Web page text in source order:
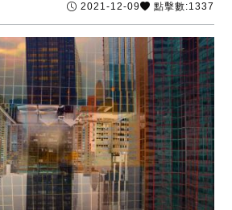
2021-12-09 點擊數:1337